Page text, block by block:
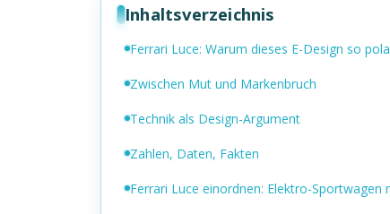
Inhaltsverzeichnis
Ferrari Luce: Warum dieses E-Design so
Zwischen Mut und Markenbruch
Technik als Design-Argument
Zahlen, Daten, Fakten
Ferrari Luce einordnen: Elektro-Sportwagen